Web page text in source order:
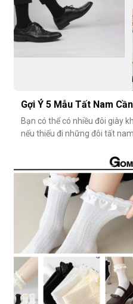
Gợi Ý 5 Mẫu Tất Nam
Bạn có thể có nhiều đôi giày
nếu thiếu đi những đôi tất
nhỏ nhặt, nhưng lại góp phần
tầm sự chỉn chu và thể hiện
rõ rệt. Dưới đâ